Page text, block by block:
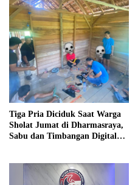
Tiga Pria Diciduk Saat Warga
Sholat Jumat di Dharmasraya,
Sabu dan Timbangan Digital